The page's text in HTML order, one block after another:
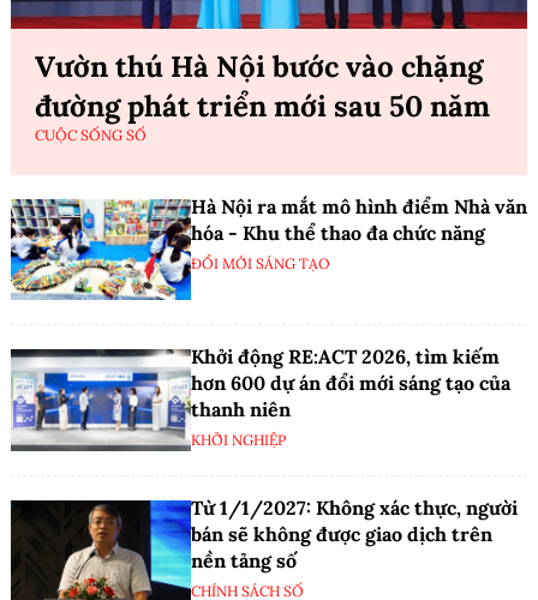
Vườn thú Hà Nội bước vào chặng
đường phát triển mới sau 50 năm
CUỘC SỐNG SỐ
Hà Nội ra mắt mô hình điểm Nhà văn
hóa - Khu thể thao đa chức năng
ĐỔI MỚI SÁNG TẠO
Khởi động RE:ACT 2026, tìm kiếm
hơn 600 dự án đổi mới sáng tạo của
thanh niên
KHỞI NGHIỆP
Từ 1/1/2027: Không xác thực, người
bán sẽ không được giao dịch trên
nền tảng số
CHÍNH SÁCH SỐ